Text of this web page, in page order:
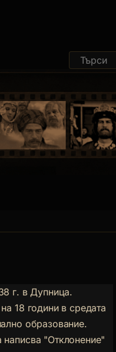
г. в Дупница.
18 години в средата
образование.
"Отклонение"